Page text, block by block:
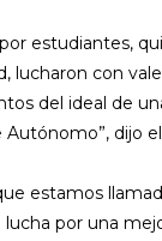
estudiantes,
lucharon con
del ideal de
dijo
estamos
por una